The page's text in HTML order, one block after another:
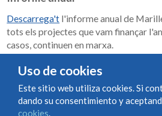
Descarrega't l'informe anual de
tots els projectes que vam finançar
casos, continuen en marxa.
Memoria de impacto 2018-2023
Condiciones de uso y contratación
Uso de cookies
Este sitio web utiliza cookies. Si
dando su consentimiento y
cookies.